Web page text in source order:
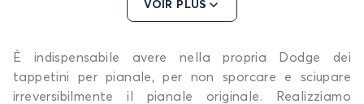
Tappetini per DODGE DURANGO
NITRO
VOIR PLUS
È indispensabile avere nella propria Dodge dei
tappetini per pianale, per non sporcare e sciupare
irreversibilmente il pianale originale. Realizziamo